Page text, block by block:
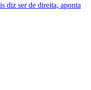
diz ser de direita, aponta